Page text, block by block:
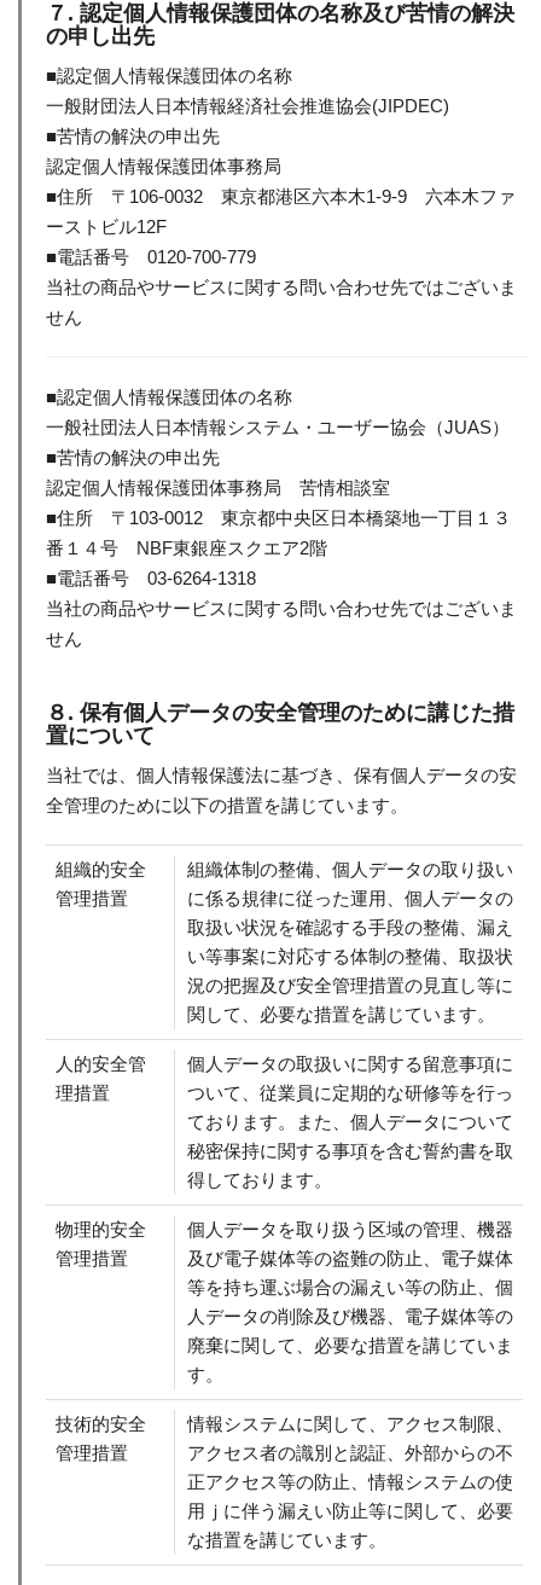
７. 認定個人情報保護団体の名称及び苦情の解決
の申し出先
■認定個人情報保護団体の名称
一般財団法人日本情報経済社会推進協会(JIPDEC)
■苦情の解決の申出先
認定個人情報保護団体事務局
■住所 〒106-0032 東京都港区六本木1-9-9 六本木ファ
ーストビル12F
■電話番号 0120-700-779
当社の商品やサービスに関する問い合わせ先ではございま
せん
■認定個人情報保護団体の名称
一般社団法人日本情報システム・ユーザー協会（JUAS）
■苦情の解決の申出先
認定個人情報保護団体事務局 苦情相談室
■住所 〒103-0012 東京都中央区日本橋築地一丁目１３
番１４号 NBF東銀座スクエア2階
■電話番号 03-6264-1318
当社の商品やサービスに関する問い合わせ先ではございま
せん
８. 保有個人データの安全管理のために講じた措
置について
当社では、個人情報保護法に基づき、保有個人データの安
全管理のために以下の措置を講じています。
組織的安全
管理措置
組織体制の整備、個人データの取り扱い
に係る規律に従った運用、個人データの
取扱い状況を確認する手段の整備、漏え
い等事案に対応する体制の整備、取扱状
況の把握及び安全管理措置の見直し等に
関して、必要な措置を講じています。
人的安全管
理措置
個人データの取扱いに関する留意事項に
ついて、従業員に定期的な研修等を行っ
ております。また、個人データについて
秘密保持に関する事項を含む誓約書を取
得しております。
物理的安全
管理措置
個人データを取り扱う区域の管理、機器
及び電子媒体等の盗難の防止、電子媒体
等を持ち運ぶ場合の漏えい等の防止、個
人データの削除及び機器、電子媒体等の
廃棄に関して、必要な措置を講じていま
す。
技術的安全
管理措置
情報システムに関して、アクセス制限、
アクセス者の識別と認証、外部からの不
正アクセス等の防止、情報システムの使
用ｊに伴う漏えい防止等に関して、必要
な措置を講じています。